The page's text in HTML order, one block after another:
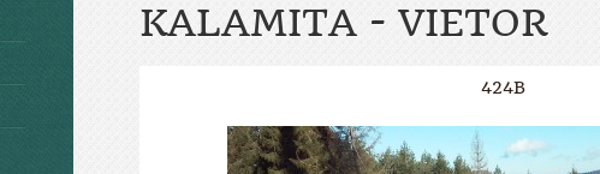
KALAMITA - VIETOR
424B